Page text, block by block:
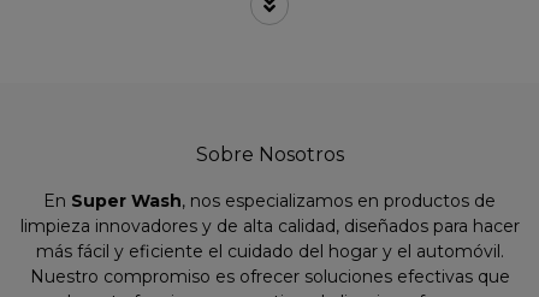
Sobre Nosotros
En Super Wash, nos especializamos en productos de
limpieza innovadores y de alta calidad, diseñados para hacer
más fácil y eficiente el cuidado del hogar y el automóvil.
Nuestro compromiso es ofrecer soluciones efectivas que